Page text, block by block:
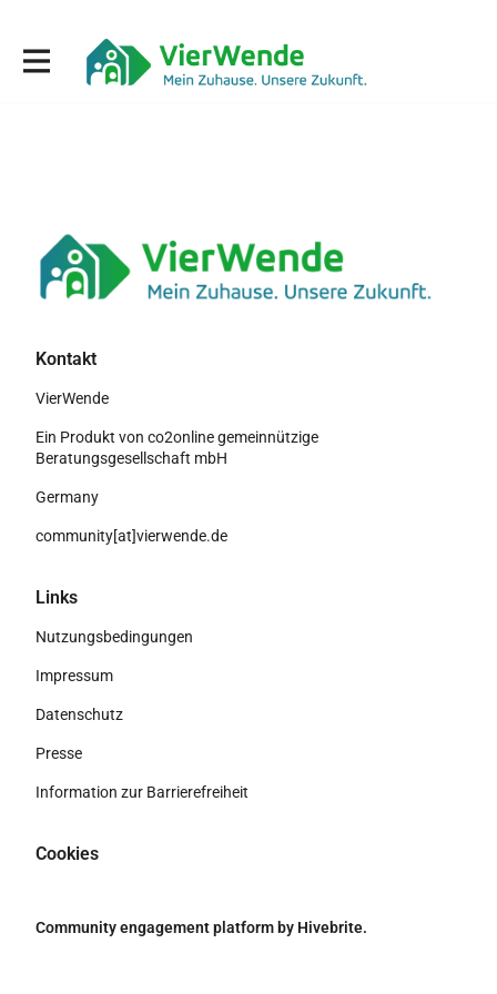
Kontakt
VierWende
Ein Produkt von co2online gemeinnützige
Beratungsgesellschaft mbH
Germany
community[at]vierwende.de
Links
Nutzungsbedingungen
Impressum
Datenschutz
Presse
Information zur Barrierefreiheit
Cookies
Community engagement platform by Hivebrite.